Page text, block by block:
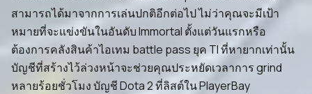
สามารถได้มาจากการเล่นปกติอีกต่อไป ไม่ว่าคุณจะมีเป้า
หมายที่จะแข่งขันในอันดับ Immortal ตั้งแต่วันแรกหรือ
ต้องการคลังสินค้าไอเทม battle pass ยุค TI ที่หายากเท่านั้น
บัญชีที่สร้างไว้ล่วงหน้าจะช่วยคุณประหยัดเวลาการ grind
หลายร้อยชั่วโมง บัญชี Dota 2 ที่ลิสต์ใน PlayerBay